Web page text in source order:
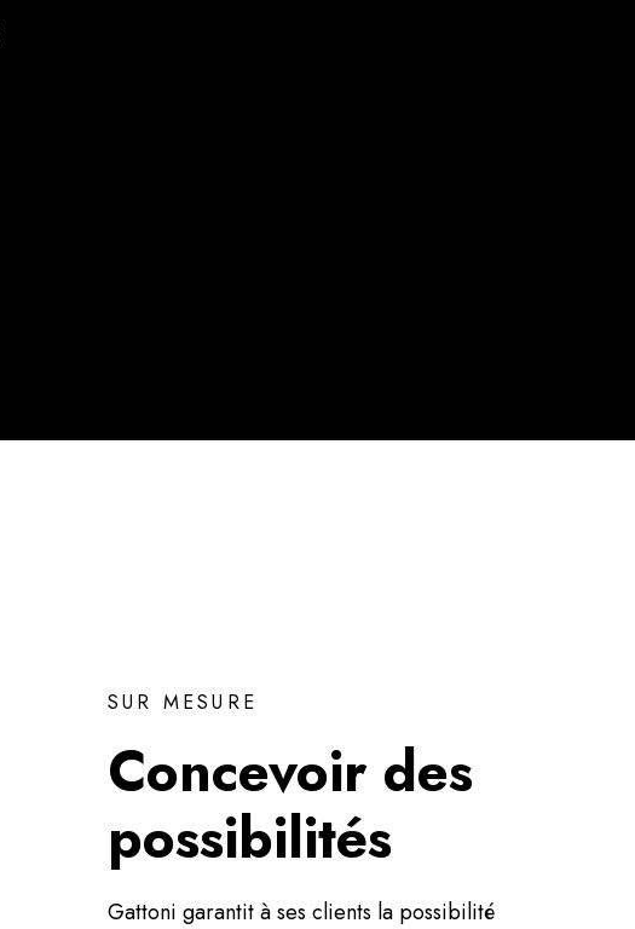
SUR MESURE
Concevoir des
possibilités
Gattoni garantit à ses clients la possibilité